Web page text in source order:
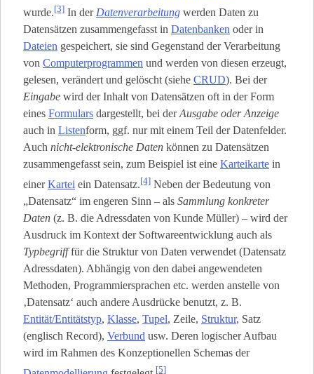
wurde.[3] In der Datenverarbeitung werden Daten zu
Datensätzen zusammengefasst in Datenbanken oder in
Dateien gespeichert, sie sind Gegenstand der Verarbeitung
von Computerprogrammen und werden von diesen erzeugt,
gelesen, verändert und gelöscht (siehe CRUD). Bei der
Eingabe wird der Inhalt von Datensätzen oft in der Form
eines Formulars dargestellt, bei derAusgabe oder Anzeige
auch in Listen­form, ggf. nur mit einem Teil der Datenfelder.
Auch nicht-elektronische Daten können zu Datensätzen
zusammengefasst sein, zum Beispiel ist eine Karteikarte in
einerKartei ein Datensatz.[4] Neben der Bedeutung von
„Datensatz“ im engeren Sinn – als Sammlung konkreter
Daten (z. B. die Adressdaten von Kunde Müller) – wird der
Ausdruck im Kontext der Softwareentwicklung auch als
Typbegrifffür die Struktur von Daten verwendet (Datensatz
Adressdaten). Abhängig von den dabei angewendeten
Methoden, Programmiersprachen etc. werden anstelle von
‚Datensatz‘ auch andere Ausdrücke benutzt, z. B.
Entität/Entitätstyp, Klasse, Tupel, Zeile, Struktur, Satz
(englisch Record), Verbund usw. Deren logischer Aufbau
wird im Rahmen des Konzeptionellen Schemas der
[5]